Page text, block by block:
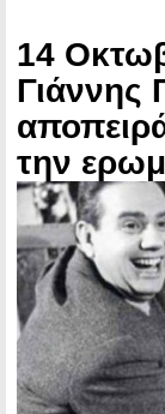
14
Γιάννης
την